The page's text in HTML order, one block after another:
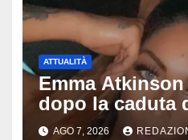
ATTUALITÀ
Emma
dopo la caduta
piano: la figlia
AGO 7, 2026